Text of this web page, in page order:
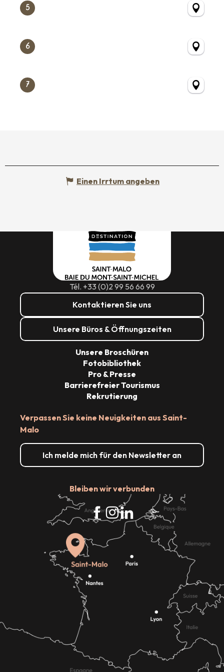
5
6
7
Einen Irrtum angeben
Tél. +33 (0)2 99 56 66 99
Kontaktieren Sie uns
Unsere Büros & Öffnungszeiten
Verpassen Sie keine Neuigkeiten aus Saint-
Malo
Ich melde mich für den Newsletter an
Bleiben wir verbunden
Unsere Broschüren
Fotobibliothek
Pro & Presse
Barrierefreier Tourismus
Rekrutierung